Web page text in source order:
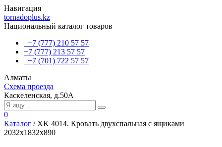
Навигация
tornadoplus.kz
Национальный каталог товаров
+7 (777) 210 57 57
+7 (777) 213 57 57
+7 (701) 722 57 57
Алматы
Схема проезда
Каскеленская, д.50А
0
Каталог / XK 4014. Кровать двухспальная с ящиками
2032х1832х890